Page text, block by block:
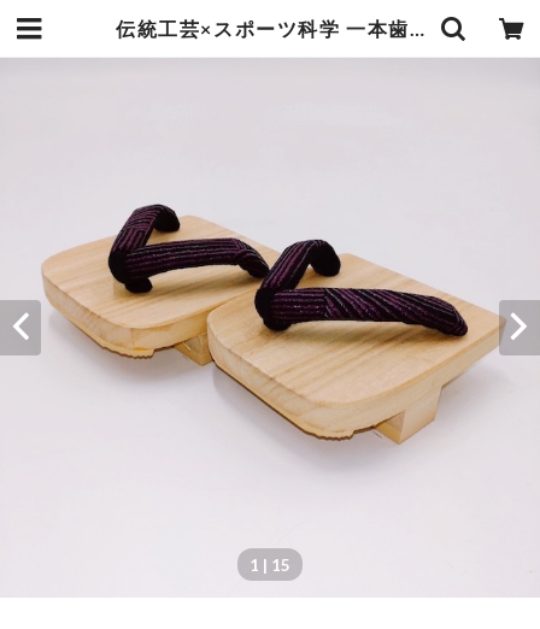
伝統工芸×スポーツ科学 一本歯下駄 -京漆染- 撫子 | Ohca Shop バレーボールセレクト用品のショップ
1 | 15